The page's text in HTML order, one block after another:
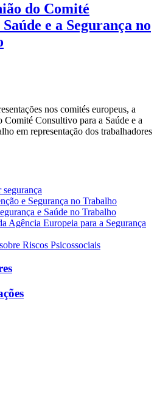
do Comité
e a Segurança no
nos comités europeus, a
Consultivo para a Saúde e a
em representação dos trabalhadores
e Segurança no Trabalho
e Saúde no Trabalho
Agência Europeia para a Segurança
Riscos Psicossociais